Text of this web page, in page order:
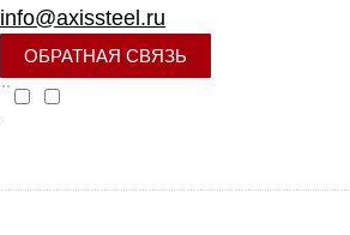
info@axissteel.ru
ОБРАТНАЯ СВЯЗЬ